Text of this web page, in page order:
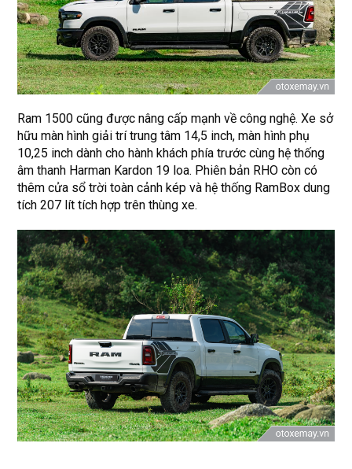
Ram 1500 cũng được nâng cấp mạnh về công nghệ. Xe sở
hữu màn hình giải trí trung tâm 14,5 inch, màn hình phụ
10,25 inch dành cho hành khách phía trước cùng hệ thống
âm thanh Harman Kardon 19 loa. Phiên bản RHO còn có
thêm cửa sổ trời toàn cảnh kép và hệ thống RamBox dung
tích 207 lít tích hợp trên thùng xe.